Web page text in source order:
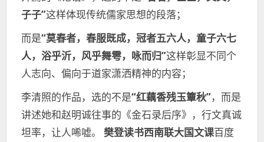
子子”这样体现传统儒家思想的段落；
而是“莫春者，春服既成，冠者五六人，童子六七
人，浴乎沂，风乎舞雩，咏而归”这样彰显不同个
人志向、偏向于道家潇洒精神的内容；
李清照的作品，选的不是“红藕香残玉簟秋”，而是
讲述她和赵明诚往事的《金石录后序》，行文真诚
坦率，让人唏嘘。 樊登读书西南联大国文课百度